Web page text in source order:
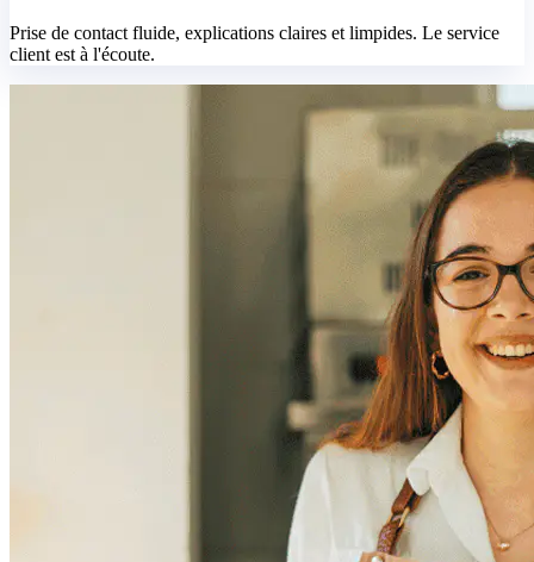
Prise de contact fluide, explications claires et limpides. Le service
client est à l'écoute.